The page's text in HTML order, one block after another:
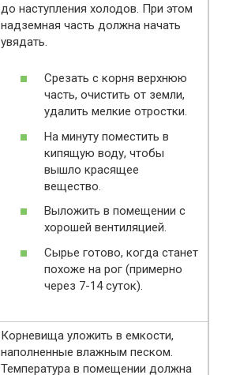
до наступления холодов. При этом
надземная часть должна начать
увядать.
Срезать с корня верхнюю
часть, очистить от земли,
удалить мелкие отростки.
На минуту поместить в
кипящую воду, чтобы
вышло красящее
вещество.
Выложить в помещении с
хорошей вентиляцией.
Сырье готово, когда станет
похоже на рог (примерно
через 7-14 суток).
Корневища уложить в емкости,
наполненные влажным песком.
Температура в помещении должна